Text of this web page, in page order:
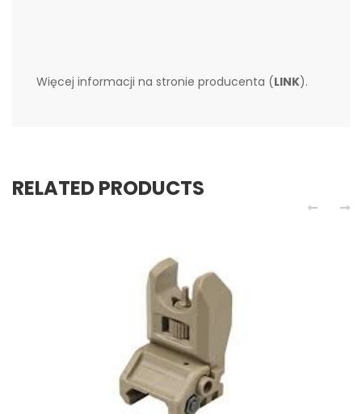
Więcej informacji na stronie producenta (LINK).
RELATED PRODUCTS